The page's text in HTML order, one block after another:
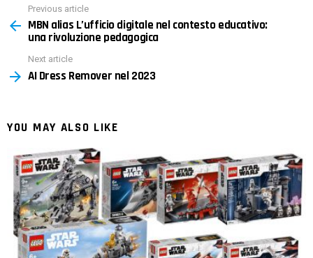
more
Previous article
MBN alias L’ufficio digitale nel contesto educativo:
una rivoluzione pedagogica
Next article
AI Dress Remover nel 2023
YOU MAY ALSO LIKE